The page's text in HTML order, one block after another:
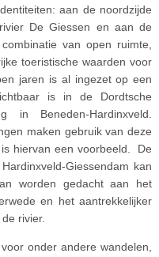
aan de noordzijde
De Giessen en aan de
van open ruimte,
toeristische waarden voor
jaren is al ingezet op een
is in de Dordtsche
Beneden-Hardinxveld.
maken gebruik van deze
hiervan een voorbeeld. De
Giessendam kan
worden gedacht aan het
en het aantrekkelijker
rivier.
onder andere wandelen,